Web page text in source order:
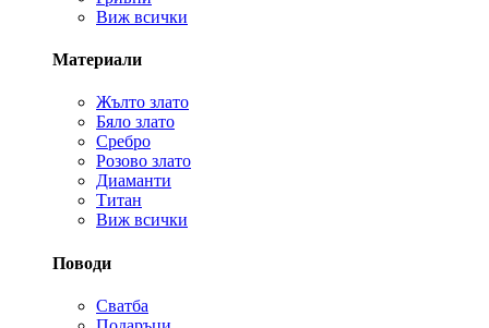
Виж всички
Материали
Жълто злато
Бяло злато
Сребро
Розово злато
Диаманти
Титан
Виж всички
Поводи
Сватба